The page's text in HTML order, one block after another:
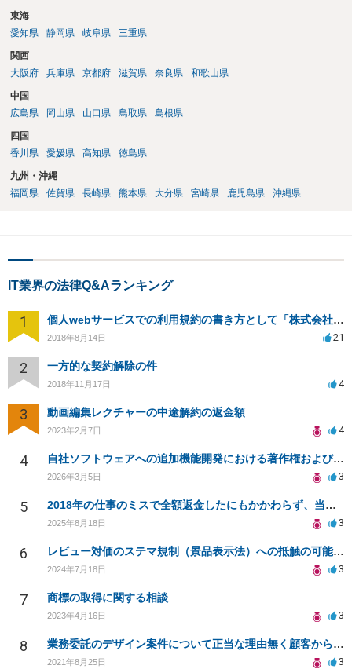
東海
愛知県
静岡県 岐阜県 三重県
関西
大阪府
兵庫県 京都府 滋賀県 奈良県 和歌山県
中国
広島県
岡山県 山口県 鳥取県 島根県
四国
香川県
愛媛県 高知県 徳島県
九州・沖縄
福岡県
佐賀県 長崎県 熊本県 大分県 宮崎県 鹿児島県 沖縄県
IT業界の法律Q&Aランキング
1 個人webサービスでの利用規約の書き方として「株式会社○○（以下当社）」と違う表現はありますか？
2018年8月14日 21
2 一方的な契約解除の件
2018年11月17日 4
3 動画編集レクチャーの中途解約の返金額
2023年2月7日 4
4 自社ソフトウェアへの追加機能開発における著作権および使用権の帰属について
2026年3月5日 3
5 2018年の仕事のミスで全額返金したにもかかわらず、当時の取引先から執拗に対応を求められる
2025年8月18日 3
6 レビュー対価のステマ規制（景品表示法）への抵触の可能性について
2024年7月18日 3
7 商標の取得に関する相談
2023年4月16日 3
8 業務委託のデザイン案件について正当な理由無く顧客から音信不通になり、どう対応べきか困っています
2021年8月25日 3